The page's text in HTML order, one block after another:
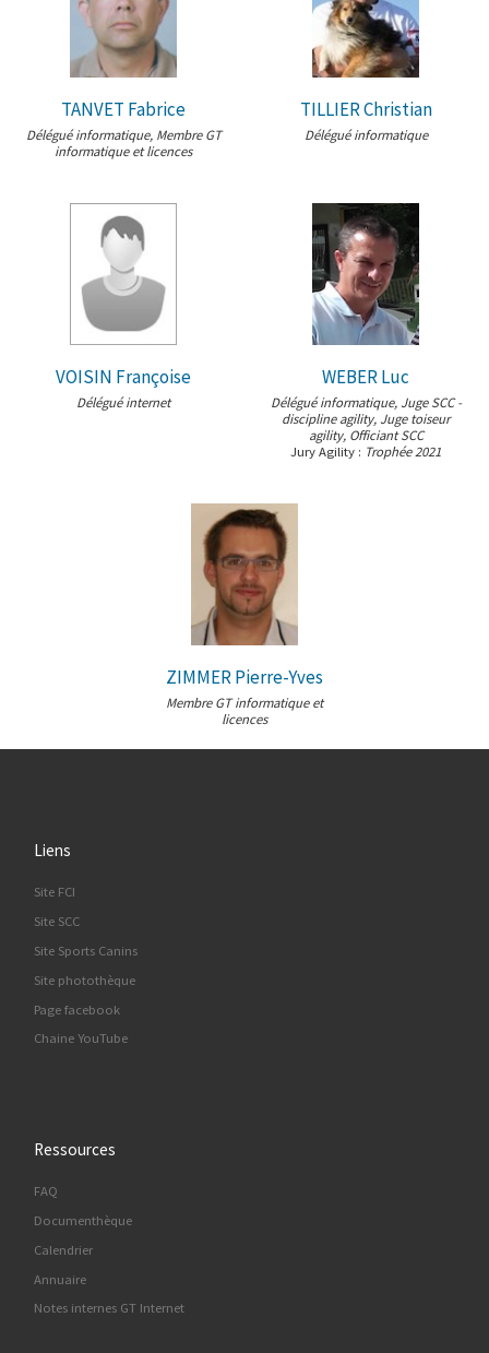
TANVET Fabrice
Délégué informatique, Membre GT
informatique et licences
TILLIER Christian
Délégué informatique
VOISIN Françoise
Délégué internet
WEBER Luc
Délégué informatique, Juge SCC -
discipline agility, Juge toiseur
agility, Officiant SCC
Jury Agility : Trophée 2021
ZIMMER Pierre-Yves
Membre GT informatique et
licences
Liens
Site FCI
Site SCC
Site Sports Canins
Site photothèque
Page facebook
Chaine YouTube
Ressources
FAQ
Documenthèque
Calendrier
Annuaire
Notes internes GT Internet